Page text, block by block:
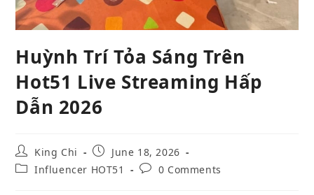
Huỳnh Trí Tỏa Sáng Trên
Hot51 Live Streaming Hấp
Dẫn 2026
King Chi
June 18, 2026
Influencer HOT51
0 Comments